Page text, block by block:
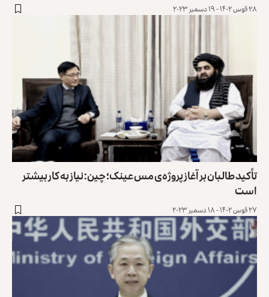
۲۸ قوس ۱۴۰۲ - ۱۹ دسمبر ۲۰۲۳
تأکید طالبان بر آغاز پروژه‌ی مس عینک؛ چین: نیاز به کار بیشتر
است
۲۷ قوس ۱۴۰۲ - ۱۸ دسمبر ۲۰۲۳